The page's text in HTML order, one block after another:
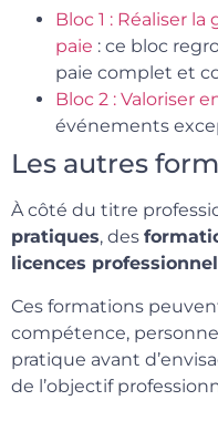
Bloc 1 : Réaliser
paie : ce bloc
paie complet et
Bloc 2 : Valoriser
événements
Les autres
À côté du titre
pratiques, des
licences
Ces formations
compétence,
pratique avant
de l’objectif